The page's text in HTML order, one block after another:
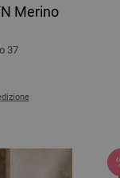
Merino
37